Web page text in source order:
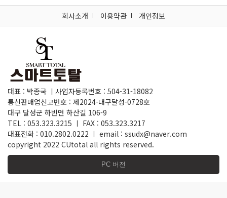
회사소개 이용약관 개인정보
대표 : 박종국 ㅣ사업자등록번호 : 504-31-18082
통신판매업신고번호 : 제2024-대구달성-0728호
대구 달성군 하빈면 하산길 106-9
TEL : 053.323.3215 ㅣ FAX : 053.323.3217
대표전화 : 010.2802.0222 ㅣ email : ssudx@naver.com
copyright 2022 CUtotal all rights reserved.
PC 버전